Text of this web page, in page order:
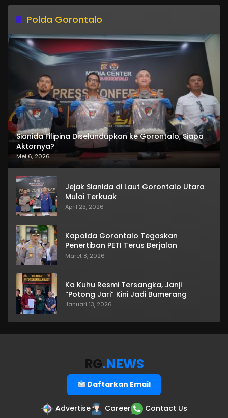
Polda Gorontalo
Sianida Filipina Diselundupkan ke Gorontalo, Siapa
Aktornya?
Mei 6, 2026
Jejak Sianida di Laut Gorontalo Utara
Mulai Terkuak
April 23, 2026
Kapolda Gorontalo Tegaskan
Penertiban PETI Terus Berjalan
Maret 8, 2026
Ka Kuhu Resmi Tersangka, Janji
“Potong Jari” Kini Jadi Bumerang
Januari 13, 2026
RG.NEWS
Daftarkan Email
Advertise Career Contact Us